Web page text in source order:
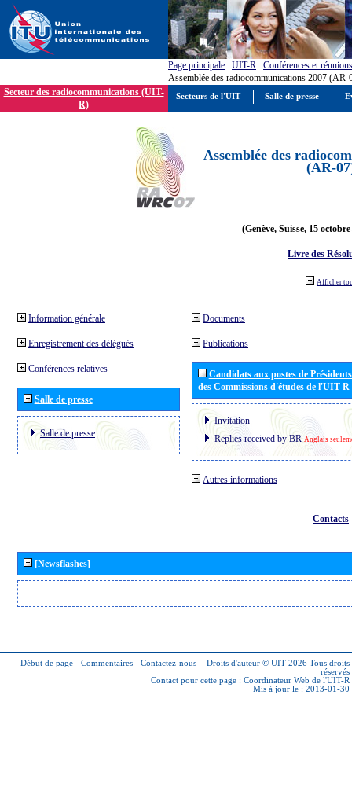
Page principale : UIT-R : Conférences et réunions
Assemblée des radiocommunications 2007 (AR-
Secteur des radiocommunications (UIT-
R)
Assemblée des
(AR-
(Genève, Suisse, 15
Livre des
Afficher
Information générale
Enregistrement des délégués
Conférences relatives
Salle de presse
Salle de presse
Documents
Publications
Candidats aux postes de
des Commissions d'études de l'UIT-
Invitation
Replies received by BR Anglais
Autres informations
Contacts
[Newsflashes]
Début de page - Commentaires - Contactez-nous - Droits d'auteur © UIT 2026 Tous droits
réservés
Contact pour cette page : Coordinateur Web de l'UIT-R
Mis à jour le : 2013-01-30
Secteurs de l'UIT Salle de presse